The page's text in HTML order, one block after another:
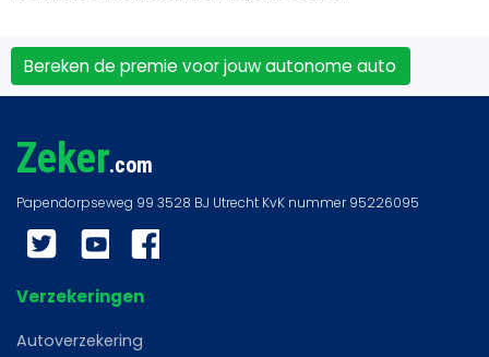
Bereken de premie voor jouw autonome auto
Zeker.com
Twitter YouTubeFacebook
Verzekeringen
Autoverzekering